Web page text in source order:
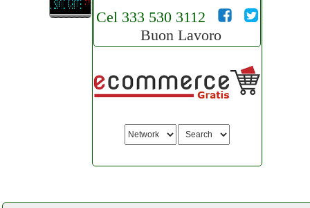
Cel 333 530 3112
Buon Lavoro